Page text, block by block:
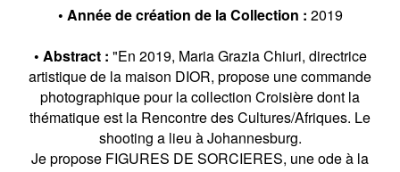
• Année de création de la Collection : 2019
• Abstract : "En 2019, Maria Grazia Chiuri, directrice
artistique de la maison DIOR, propose une commande
photographique pour la collection Croisière dont la
thématique est la Rencontre des Cultures/Afriques. Le
shooting a lieu à Johannesburg.
Je propose FIGURES DE SORCIERES, une ode à la